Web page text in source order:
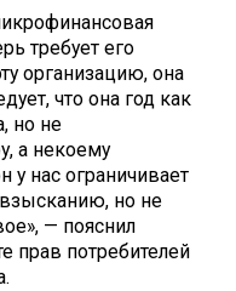
требует его
организацию, она
что она год как
но не
а некоему
у нас ограничивает
но не
— пояснил
прав потребителей